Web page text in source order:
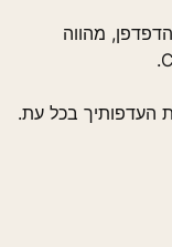
מהווה
העדפותיך בכל עת.